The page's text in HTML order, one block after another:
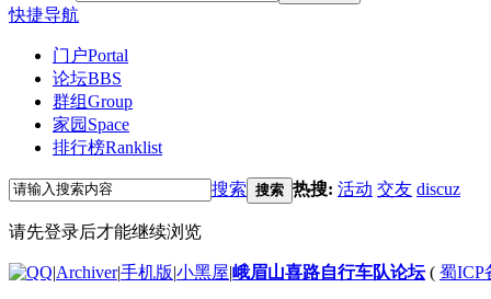
快捷导航
门户Portal
论坛BBS
群组Group
家园 Space
排行榜Ranklist
搜索 搜索 热搜: 活动 交友 discuz
请先登录后才能继续浏览
|Archiver|手机版|小黑屋|峨眉山喜路自行车队论坛( 蜀ICP